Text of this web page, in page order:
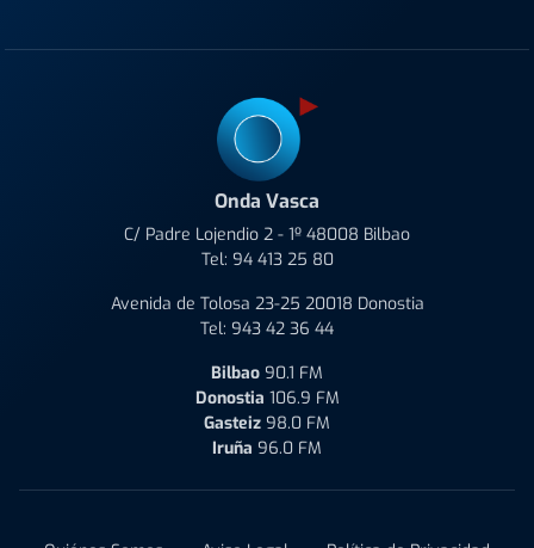
Onda Vasca
C/ Padre Lojendio 2 - 1º 48008 Bilbao
Tel: 94 413 25 80
Avenida de Tolosa 23-25 20018 Donostia
Tel: 943 42 36 44
Bilbao 90.1 FM
Donostia 106.9 FM
Gasteiz 98.0 FM
Iruña 96.0 FM